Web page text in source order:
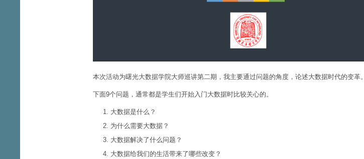
本次活动为曙光大数据学院大师巡讲第二期，我主要通过问题的角度，论述大数据时代的变革。
下面9个问题，通常都是学生们开始入门大数据时比较关心的。
大数据是什么？
为什么需要大数据？
大数据解决了什么问题？
大数据给我们的生活带来了哪些改变？